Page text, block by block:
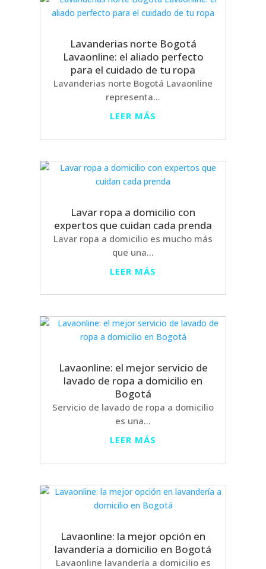
Lavanderias norte Bogotá
Lavaonline: el aliado perfecto
para el cuidado de tu ropa
Lavanderias norte Bogotá Lavaonline
representa...
LEER MÁS
Lavar ropa a domicilio con
expertos que cuidan cada prenda
Lavar ropa a domicilio es mucho más
que una...
LEER MÁS
Lavaonline: el mejor servicio de
lavado de ropa a domicilio en
Bogotá
Servicio de lavado de ropa a domicilio
es una...
LEER MÁS
Lavaonline: la mejor opción en
lavandería a domicilio en Bogotá
Lavaonline lavandería a domicilio es